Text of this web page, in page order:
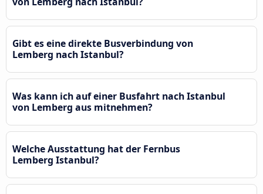
Gibt es eine direkte Busverbindung von
Lemberg nach Istanbul?
Was kann ich auf einer Busfahrt nach Istanbul
von Lemberg aus mitnehmen?
Welche Ausstattung hat der Fernbus
Lemberg Istanbul?